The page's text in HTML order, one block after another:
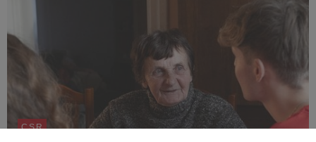
CSR